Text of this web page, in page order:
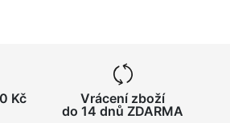
Kč
Vrácení zboží
do 14 dnů ZDARMA